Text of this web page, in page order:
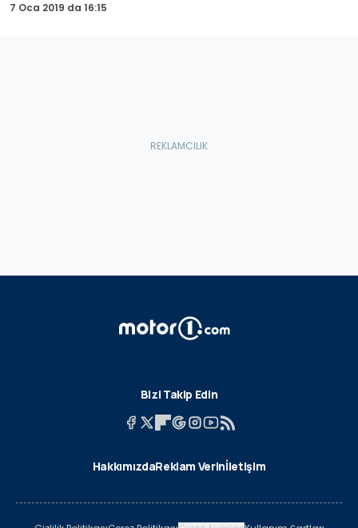
7 Oca 2019 da 16:15
Bizi Takip Edin
HakkımızdaReklam Verinİletişim